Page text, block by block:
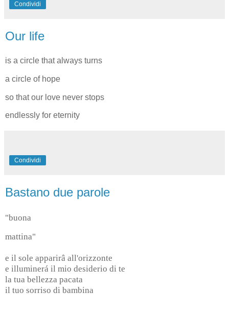
Condividi
Our life
is a circle that always turns
a circle of hope
so that our love never stops
endlessly for eternity
Condividi
Bastano due parole
"buona
mattina"
e il sole apparirâ all'orizzonte
e illuminerá il mio desiderio di te
la tua bellezza pacata
il tuo sorriso di bambina